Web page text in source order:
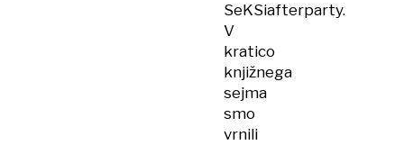
SeKSiafterparty.
V
kratico
knjižnega
sejma
smo
vrnili